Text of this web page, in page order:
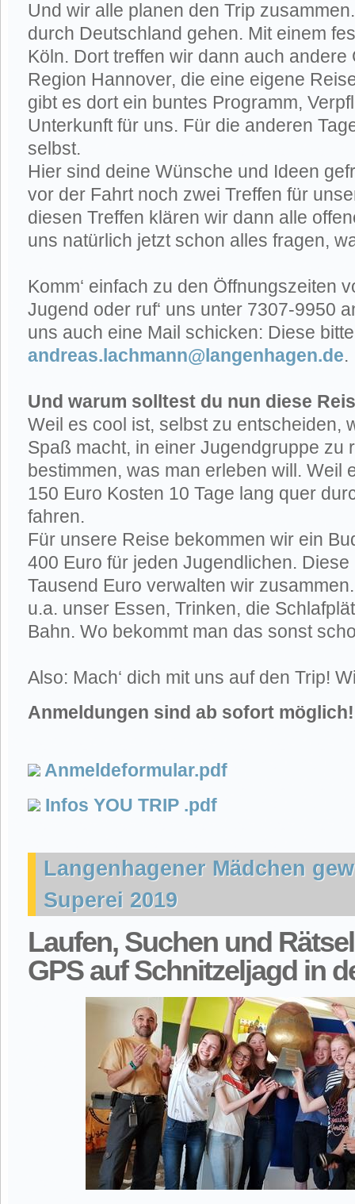
Und wir alle planen den Trip
durch Deutschland gehen. Mit einem
Köln. Dort treffen wir dann auch
Region Hannover, die eine eigene
gibt es dort ein buntes Programm,
Unterkunft für uns. Für die anderen
selbst.
Hier sind deine Wünsche und Ideen
vor der Fahrt noch zwei Treffen für
diesen Treffen klären wir dann alle
uns natürlich jetzt schon alles fragen,
Komm‘ einfach zu den Öffnungszeiten
Jugend oder ruf‘ uns unter 7307-9950
uns auch eine Mail schicken: Diese
andreas.lachmann@langenhagen.de.
Und warum solltest du nun diese
Weil es cool ist, selbst zu entscheiden,
Spaß macht, in einer Jugendgruppe zu
bestimmen, was man erleben will. Weil
150 Euro Kosten 10 Tage lang quer
fahren.
Für unsere Reise bekommen wir ein
400 Euro für jeden Jugendlichen.
Tausend Euro verwalten wir
u.a. unser Essen, Trinken, die
Bahn. Wo bekommt man das sonst
Also: Mach‘ dich mit uns auf den Trip!
Anmeldungen sind ab sofort möglich!
Anmeldeformular.pdf
Infos YOU TRIP .pdf
Langenhagener Mädchen
Superei 2019
Laufen, Suchen und
GPS auf Schnitzeljagd in